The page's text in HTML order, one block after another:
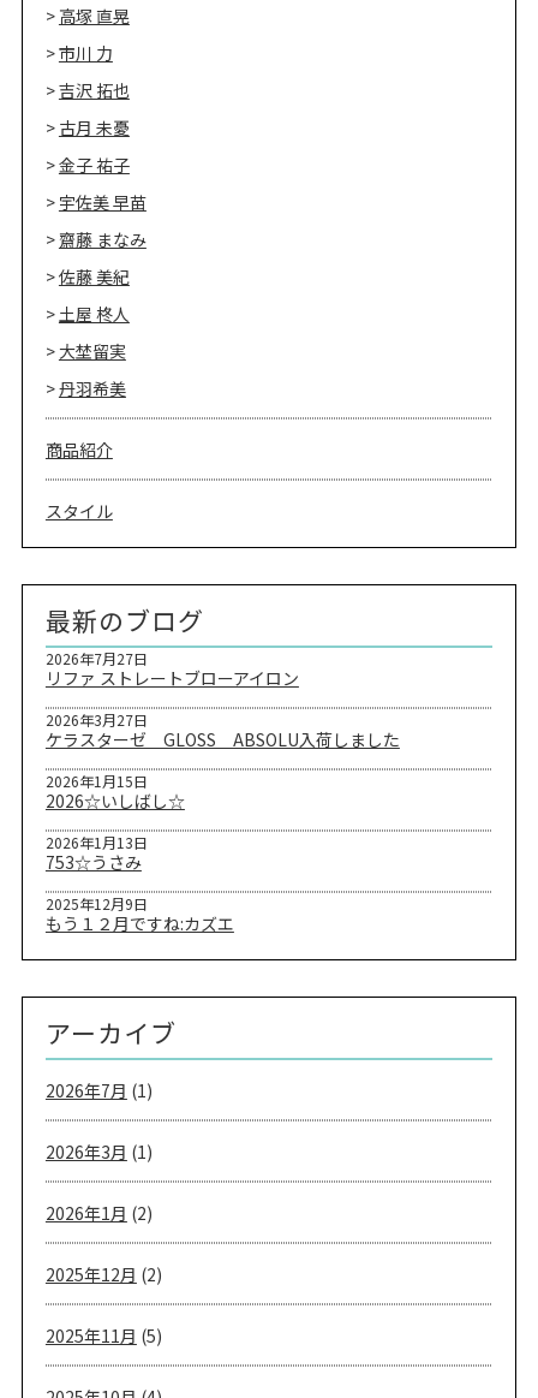
高塚 直晃
市川 力
吉沢 拓也
古月 未憂
金子 祐子
宇佐美 早苗
齋藤 まなみ
佐藤 美紀
土屋 柊人
大埜留実
丹羽希美
商品紹介
スタイル
最新のブログ
リファ ストレートブローアイロン
2026年7月27日
ケラスターゼ GLOSS ABSOLU入荷しました
2026年3月27日
2026☆いしばし☆
2026年1月15日
753☆うさみ
2026年1月13日
もう１２月ですね:カズエ
2025年12月9日
アーカイブ
2026年7月 (1)
2026年3月 (1)
2026年1月 (2)
2025年12月 (2)
2025年11月 (5)